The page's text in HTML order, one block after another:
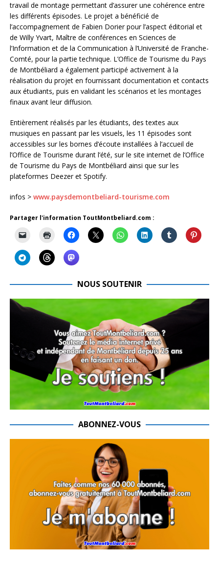
travail de montage permettant d’assurer une cohérence entre
les différents épisodes. Le projet a bénéficié de
l’accompagnement de Fabien Dorier pour l’aspect éditorial et
de Willy Yvart, Maître de conférences en Sciences de
l’Information et de la Communication à l’Université de Franche-
Comté, pour la partie technique. L’Office de Tourisme du Pays
de Montbéliard a également participé activement à la
réalisation du projet en fournissant documentation et contacts
aux étudiants, puis en validant les scénarios et les montages
finaux avant leur diffusion.
Entièrement réalisés par les étudiants, des textes aux
musiques en passant par les visuels, les 11 épisodes sont
accessibles sur les bornes d’écoute installées à l’accueil de
l’Office de Tourisme durant l’été, sur le site internet de l’Office
de Tourisme du Pays de Montbéliard ainsi que sur les
plateformes Deezer et Spotify.
infos > www.paysdemontbeliard-tourisme.com
Partager l'information ToutMontbeliard.com :
NOUS SOUTENIR
ABONNEZ-VOUS